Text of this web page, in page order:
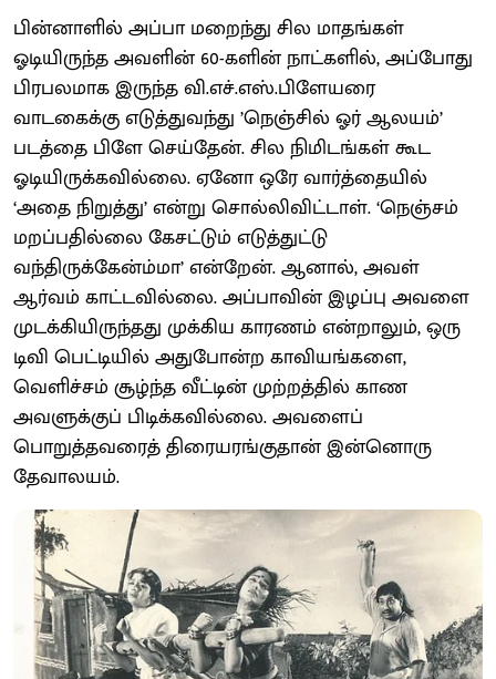
பின்னாளில் அப்பா மறைந்து சில மாதங்கள்
ஓடியிருந்த அவளின் 60-களின் நாட்களில், அப்போது
பிரபலமாக இருந்த வி.எச்.எஸ்.பிளேயரை
வாடகைக்கு எடுத்துவந்து ’நெஞ்சில் ஓர் ஆலயம்’
படத்தை பிளே செய்தேன். சில நிமிடங்கள் கூட
ஓடியிருக்கவில்லை. ஏனோ ஒரே வார்த்தையில்
‘அதை நிறுத்து’ என்று சொல்லிவிட்டாள். ‘நெஞ்சம்
மறப்பதில்லை கேசட்டும் எடுத்துட்டு
வந்திருக்கேன்ம்மா’ என்றேன். ஆனால், அவள்
ஆர்வம் காட்டவில்லை. அப்பாவின் இழப்பு அவளை
முடக்கியிருந்தது முக்கிய காரணம் என்றாலும், ஒரு
டிவி பெட்டியில் அதுபோன்ற காவியங்களை,
வெளிச்சம் சூழ்ந்த வீட்டின் முற்றத்தில் காண
அவளுக்குப் பிடிக்கவில்லை. அவளைப்
பொறுத்தவரைத் திரையரங்குதான் இன்னொரு
தேவாலயம்.